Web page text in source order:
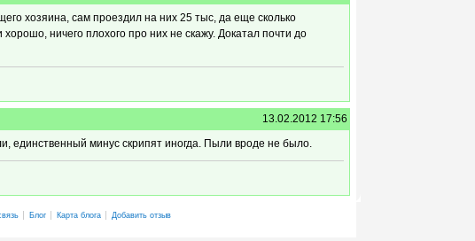
хозяина, сам проездил на них 25 тыс, да еще сколько
ничего плохого про них не скажу. Докатал почти до
13.02.2012 17:56
единственный минус скрипят иногда. Пыли вроде не было.
Блог Карта блога
Добавить отзыв